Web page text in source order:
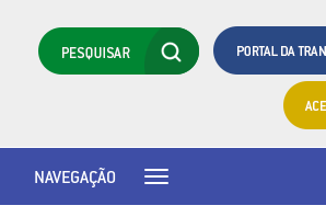
Toggle
NAVEGAÇÃO